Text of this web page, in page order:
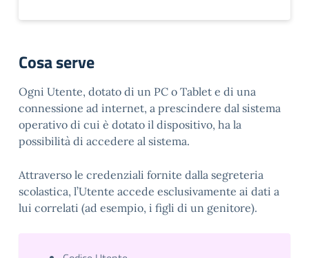
Cosa serve
Ogni Utente, dotato di un PC o Tablet e di una
connessione ad internet, a prescindere dal sistema
operativo di cui è dotato il dispositivo, ha la
possibilità di accedere al sistema.
Attraverso le credenziali fornite dalla segreteria
scolastica, l’Utente accede esclusivamente ai dati a
lui correlati (ad esempio, i figli di un genitore).